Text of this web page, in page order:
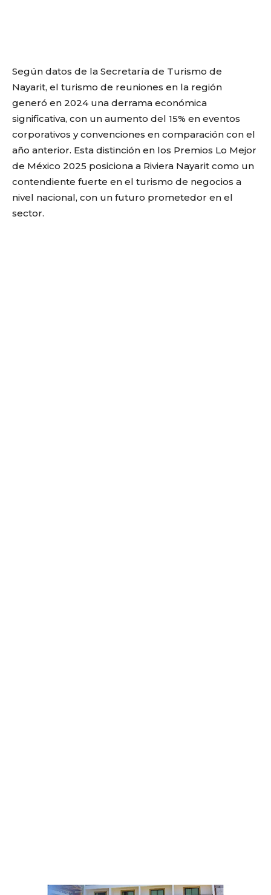
Según datos de la Secretaría de Turismo de
Nayarit, el turismo de reuniones en la región
generó en 2024 una derrama económica
significativa, con un aumento del 15% en eventos
corporativos y convenciones en comparación con el
año anterior. Esta distinción en los Premios Lo Mejor
de México 2025 posiciona a Riviera Nayarit como un
contendiente fuerte en el turismo de negocios a
nivel nacional, con un futuro prometedor en el
sector.